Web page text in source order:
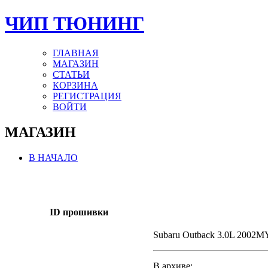
ЧИП ТЮНИНГ
ГЛАВНАЯ
МАГАЗИН
СТАТЬИ
КОРЗИНА
РЕГИСТРАЦИЯ
ВОЙТИ
МАГАЗИН
В НАЧАЛО
ID прошивки
Subaru Outback 3.0L
В архиве: